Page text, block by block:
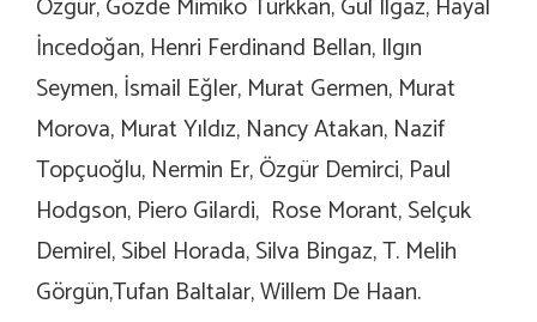
İncedoğan, Henri Ferdinand Bellan, Ilgın
Seymen, İsmail Eğler, Murat Germen, Murat
Morova, Murat Yıldız, Nancy Atakan, Nazif
Topçuoğlu, Nermin Er, Özgür Demirci, Paul
Hodgson, Piero Gilardi, Rose Morant, Selçuk
Demirel, Sibel Horada, Silva Bingaz, T. Melih
Görgün,Tufan Baltalar, Willem De Haan.